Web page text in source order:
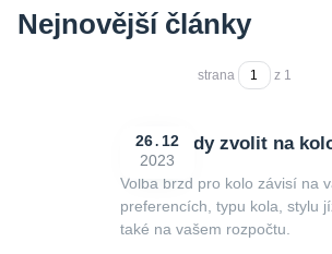
Nejnovější články
strana z 1
Jaké brzdy zvolit na
26
12
2023
Volba brzd pro kolo závisí na
preferencích, typu kola, stylu
také na vašem rozpočtu.